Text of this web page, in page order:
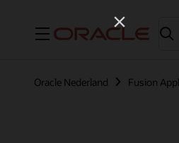
Menu
Oracle Nederland Fusion